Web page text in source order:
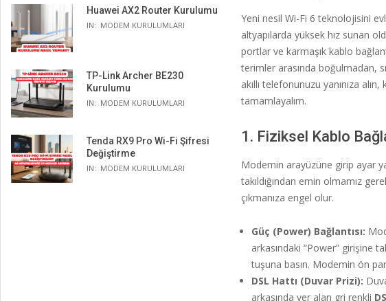
Yeni nesil Wi-Fi 6 teknolojisini
altyapılarda yüksek hız sunan
portlar ve karmaşık kablo
terimler arasında boğulmadan,
akıllı telefonunuzu yanınıza
tamamlayalım.
1. Fiziksel Kablo
Modemin arayüzüne girip ayar
takıldığından emin olmamız
çıkmanıza engel olur.
Güç (Power) Bağlantısı:
arkasındaki “Power” girişine
tuşuna basın. Modemin ön
DSL Hattı (Duvar Prizi):
arkasında yer alan gri renkli
Huawei AX2 Router Kurulumu
IN: MODEM KURULUMLARI
TP-Link Archer BE230
Kurulumu
IN: MODEM KURULUMLARI
Tenda RX9 Pro Wi-Fi Şifresi
Değiştirme
IN: MODEM KURULUMLARI